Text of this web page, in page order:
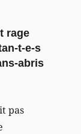
rage
t-e-s
abris
pas